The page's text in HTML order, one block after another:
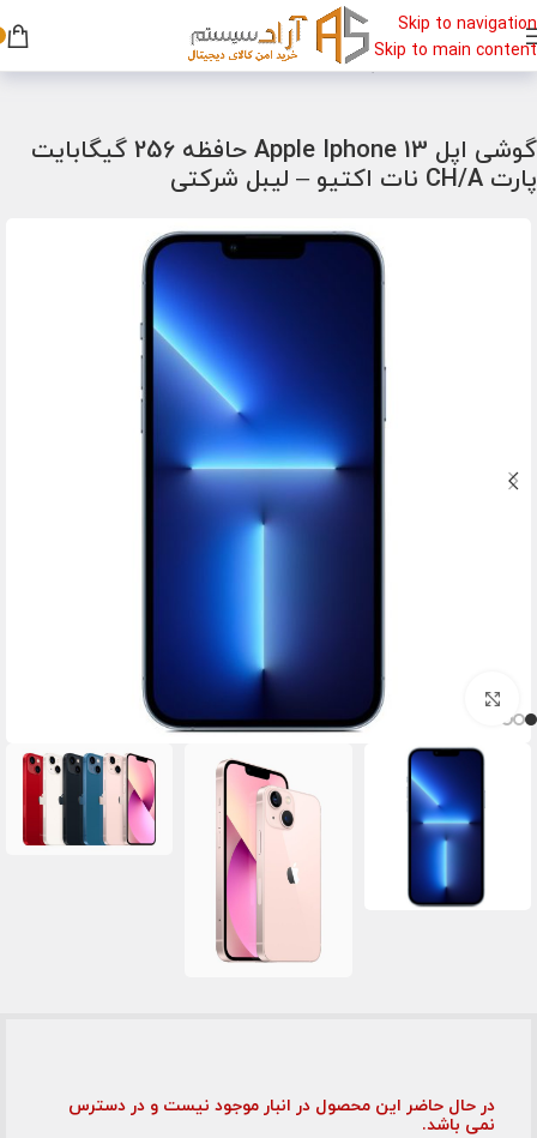
Skip to navigation
Skip to main content
خانه/گوشی/ گوشی اپل
گوشی اپل Apple Iphone 13 حافظه 256 گیگابایت
پارت CH/A نات اکتیو – لیبل شرکتی
برای بزرگنمایی کلیک کنید
در حال حاضر این محصول در انبار موجود نیست و در دسترس
نمی باشد.